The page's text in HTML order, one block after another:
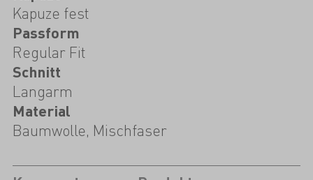
Kapuze fest
Passform
Regular Fit
Schnitt
Langarm
Material
Baumwolle, Mischfaser